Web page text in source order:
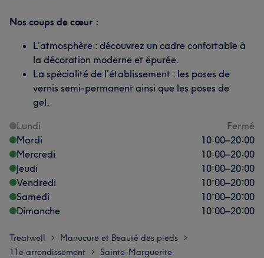
Nos coups de cœur :
L’atmosphère : découvrez un cadre confortable à
la décoration moderne et épurée.
La spécialité de l’établissement : les poses de
vernis semi-permanent ainsi que les poses de
gel.
Lundi
Fermé
Mardi
10:00–20:00
Mercredi
10:00–20:00
Jeudi
10:00–20:00
Vendredi
10:00–20:00
Samedi
10:00–20:00
Dimanche
10:00–20:00
Treatwell > Manucure et Beauté des pieds >
11e arrondissement > Sainte-Marguerite